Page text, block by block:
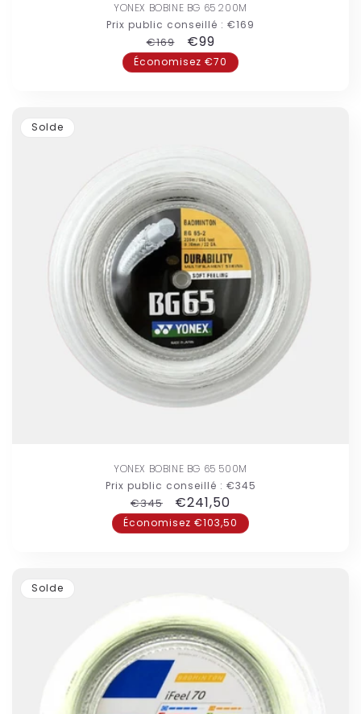
YONEX BOBINE BG 65 200M
Prix public conseillé : €169
Prix
habituel
€169
Prix
promotionnel
€99
Économisez €70
Solde
YONEX BOBINE BG 65 500M
Prix public conseillé : €345
Prix
habituel
€345
Prix
promotionnel
€241,50
Économisez €103,50
Solde